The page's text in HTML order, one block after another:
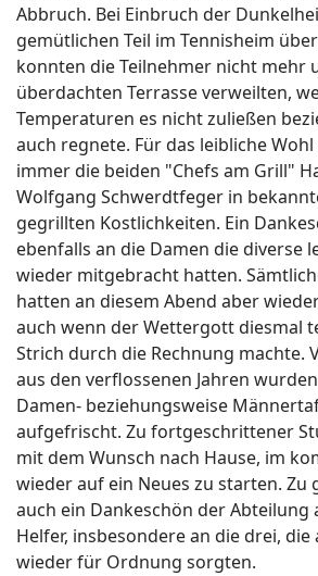
Abbruch. Bei Einbruch der
gemütlichen Teil im Tennisheim
konnten die Teilnehmer nicht mehr
überdachten Terrasse verweilten,
Temperaturen es nicht zuließen
auch regnete. Für das leibliche
immer die beiden "Chefs am Grill"
Wolfgang Schwerdtfeger in
gegrillten Kostlichkeiten. Ein
ebenfalls an die Damen die diverse
wieder mitgebracht hatten.
hatten an diesem Abend aber
auch wenn der Wettergott diesmal
Strich durch die Rechnung machte.
aus den verflossenen Jahren
Damen- beziehungsweise
aufgefrischt. Zu fortgeschrittener
mit dem Wunsch nach Hause, im
wieder auf ein Neues zu starten. Zu
auch ein Dankeschön der Abteilung
Helfer, insbesondere an die drei, die
wieder für Ordnung sorgten.